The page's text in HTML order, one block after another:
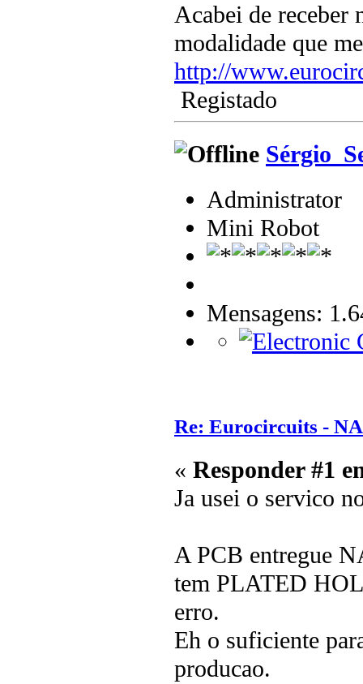
Acabei de receber
modalidade que
http://
Registado
Administrator
Mini Robot
Mensagens:
Re: Eurocircuits -
« Responder #1
Ja usei o servico
A PCB entregue
tem PLATED
erro.
Eh o suficiente
producao.